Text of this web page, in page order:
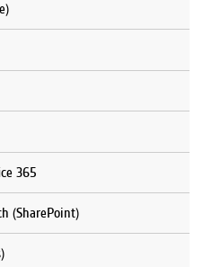
365
(SharePoint)